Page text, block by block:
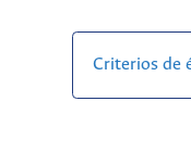
Criterios de